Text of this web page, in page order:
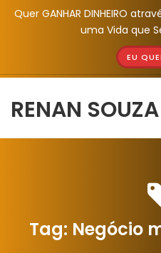
Quer GANHAR DINHEIRO
uma Vida que
EU
RENAN SOUZA
Tag: Negócio